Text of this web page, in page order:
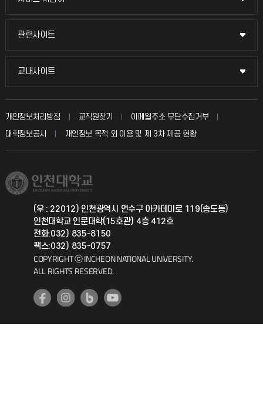
입학안내
취업정보(학생)
묻고 답하기
칭찬마당
학생서비스 지킴이
관련사이트
관련사이트
국방헬프콜
총동문회
교내사이트
교내사이트
교수회
교육혁신본부
국제지원과
공자아카데미
기초교육원
개인정보처리방침 교직원찾기
이메일주소 무단수집거부
대학정보공시
개인정보 목적 외 이용 및 제 3차 제공 현황
(우 : 22012) 인천광역시 연수구 아카데미로 119(송도동)
인천대학교 인문대학(15호관) 4층 412호
전화:032) 835-8150
팩스:032) 835-0757
COPYRIGHT ⓒ INCHEON NATIONAL UNIVERSITY.
ALL RIGHTS RESERVED.